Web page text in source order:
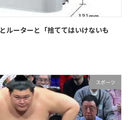
ーターと「捨ててはいけないも
スポーツ